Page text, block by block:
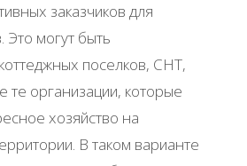
заказчиков для
Это могут быть
поселков, СНТ,
те организации, которые
хозяйство на
В таком варианте